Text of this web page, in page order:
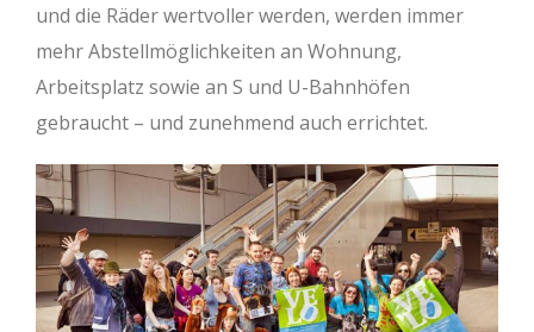
und die Räder wertvoller werden, werden immer
mehr Abstellmöglichkeiten an Wohnung,
Arbeitsplatz sowie an S und U-Bahnhöfen
gebraucht – und zunehmend auch errichtet.